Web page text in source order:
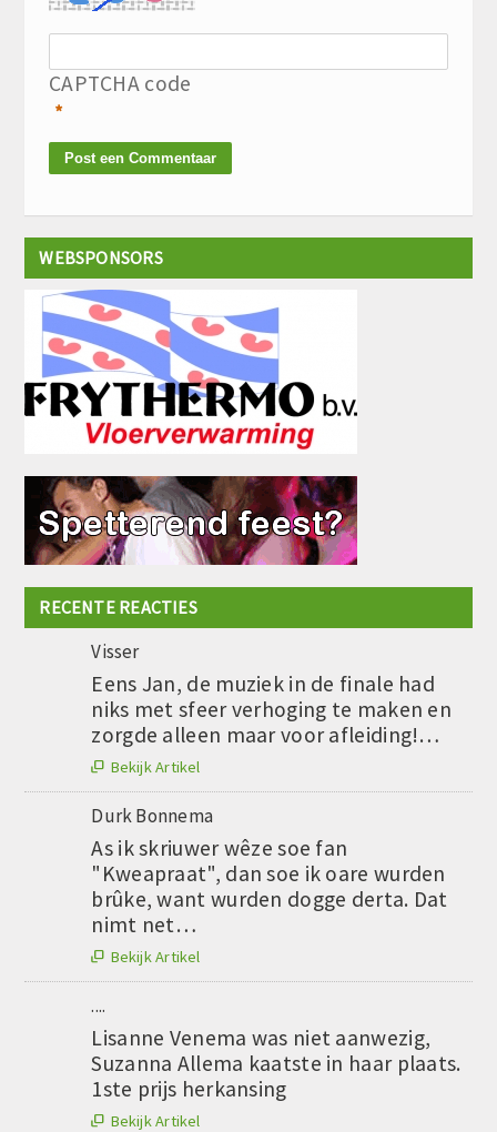
CAPTCHA code
*
WEBSPONSORS
RECENTE REACTIES
Visser
Eens Jan, de muziek in de finale had
niks met sfeer verhoging te maken en
zorgde alleen maar voor afleiding!…
 Bekijk Artikel
Durk Bonnema
As ik skriuwer wêze soe fan
"Kweapraat", dan soe ik oare wurden
brûke, want wurden dogge derta. Dat
nimt net…
 Bekijk Artikel
....
Lisanne Venema was niet aanwezig,
Suzanna Allema kaatste in haar plaats.
1ste prijs herkansing
 Bekijk Artikel